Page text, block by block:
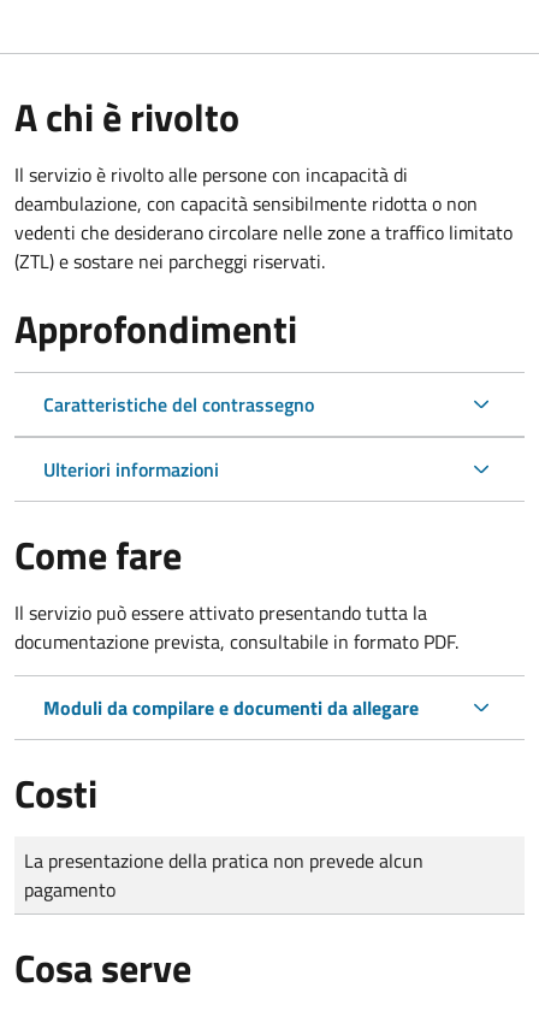
A chi è rivolto
Il servizio è rivolto alle persone con incapacità di
deambulazione, con capacità sensibilmente ridotta o non
vedenti che desiderano circolare nelle zone a traffico limitato
(ZTL) e sostare nei parcheggi riservati.
Approfondimenti
Caratteristiche del contrassegno
Ulteriori informazioni
Come fare
Il servizio può essere attivato presentando tutta la
documentazione prevista, consultabile in formato PDF.
Moduli da compilare e documenti da allegare
Costi
Tipo di pagamento
Importo
La presentazione della pratica non prevede alcun
pagamento
Cosa serve